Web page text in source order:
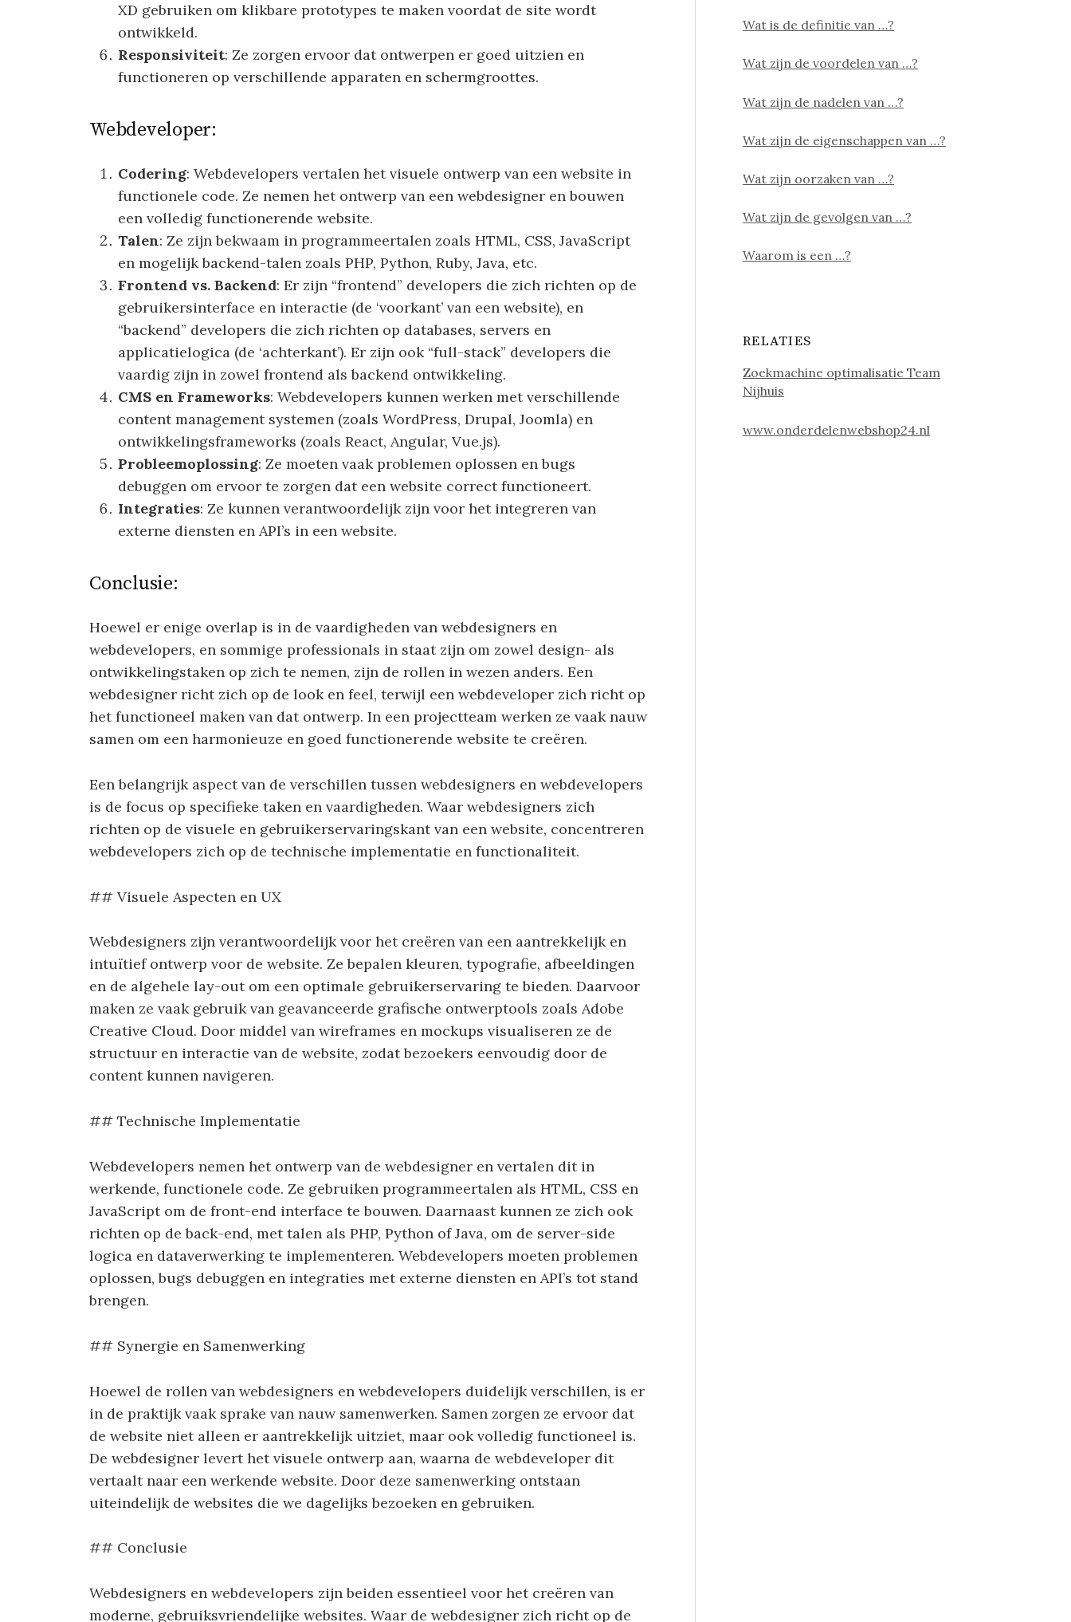
XD gebruiken om klikbare prototypes te maken voordat de site wordt
ontwikkeld.
Responsiviteit: Ze zorgen ervoor dat ontwerpen er goed uitzien en
functioneren op verschillende apparaten en schermgroottes.
Webdeveloper:
Codering: Webdevelopers vertalen het visuele ontwerp van een website in
functionele code. Ze nemen het ontwerp van een webdesigner en bouwen
een volledig functionerende website.
Talen: Ze zijn bekwaam in programmeertalen zoals HTML, CSS, JavaScript
en mogelijk backend-talen zoals PHP, Python, Ruby, Java, etc.
Frontend vs. Backend: Er zijn “frontend” developers die zich richten op de
gebruikersinterface en interactie (de ‘voorkant’ van een website), en
“backend” developers die zich richten op databases, servers en
applicatielogica (de ‘achterkant’). Er zijn ook “full-stack” developers die
vaardig zijn in zowel frontend als backend ontwikkeling.
CMS en Frameworks: Webdevelopers kunnen werken met verschillende
content management systemen (zoals WordPress, Drupal, Joomla) en
ontwikkelingsframeworks (zoals React, Angular, Vue.js).
Probleemoplossing: Ze moeten vaak problemen oplossen en bugs
debuggen om ervoor te zorgen dat een website correct functioneert.
Integraties: Ze kunnen verantwoordelijk zijn voor het integreren van
externe diensten en API’s in een website.
Conclusie:
Hoewel er enige overlap is in de vaardigheden van webdesigners en
webdevelopers, en sommige professionals in staat zijn om zowel design- als
ontwikkelingstaken op zich te nemen, zijn de rollen in wezen anders. Een
webdesigner richt zich op de look en feel, terwijl een webdeveloper zich richt op
het functioneel maken van dat ontwerp. In een projectteam werken ze vaak nauw
samen om een harmonieuze en goed functionerende website te creëren.
Een belangrijk aspect van de verschillen tussen webdesigners en webdevelopers
is de focus op specifieke taken en vaardigheden. Waar webdesigners zich
richten op de visuele en gebruikerservaringskant van een website, concentreren
webdevelopers zich op de technische implementatie en functionaliteit.
## Visuele Aspecten en UX
Webdesigners zijn verantwoordelijk voor het creëren van een aantrekkelijk en
intuïtief ontwerp voor de website. Ze bepalen kleuren, typografie, afbeeldingen
en de algehele lay-out om een optimale gebruikerservaring te bieden. Daarvoor
maken ze vaak gebruik van geavanceerde grafische ontwerptools zoals Adobe
Creative Cloud. Door middel van wireframes en mockups visualiseren ze de
structuur en interactie van de website, zodat bezoekers eenvoudig door de
content kunnen navigeren.
## Technische Implementatie
Webdevelopers nemen het ontwerp van de webdesigner en vertalen dit in
werkende, functionele code. Ze gebruiken programmeertalen als HTML, CSS en
JavaScript om de front-end interface te bouwen. Daarnaast kunnen ze zich ook
richten op de back-end, met talen als PHP, Python of Java, om de server-side
logica en dataverwerking te implementeren. Webdevelopers moeten problemen
oplossen, bugs debuggen en integraties met externe diensten en API’s tot stand
brengen.
## Synergie en Samenwerking
Hoewel de rollen van webdesigners en webdevelopers duidelijk verschillen, is er
in de praktijk vaak sprake van nauw samenwerken. Samen zorgen ze ervoor dat
de website niet alleen er aantrekkelijk uitziet, maar ook volledig functioneel is.
De webdesigner levert het visuele ontwerp aan, waarna de webdeveloper dit
vertaalt naar een werkende website. Door deze samenwerking ontstaan
uiteindelijk de websites die we dagelijks bezoeken en gebruiken.
## Conclusie
Webdesigners en webdevelopers zijn beiden essentieel voor het creëren van
moderne, gebruiksvriendelijke websites. Waar de webdesigner zich richt op de
Wat is de definitie van …?
Wat zijn de voordelen van …?
Wat zijn de nadelen van …?
Wat zijn de eigenschappen van …?
Wat zijn oorzaken van …?
Wat zijn de gevolgen van …?
Waarom is een …?
RELATIES
Zoekmachine optimalisatie Team
Nijhuis
www.onderdelenwebshop24.nl